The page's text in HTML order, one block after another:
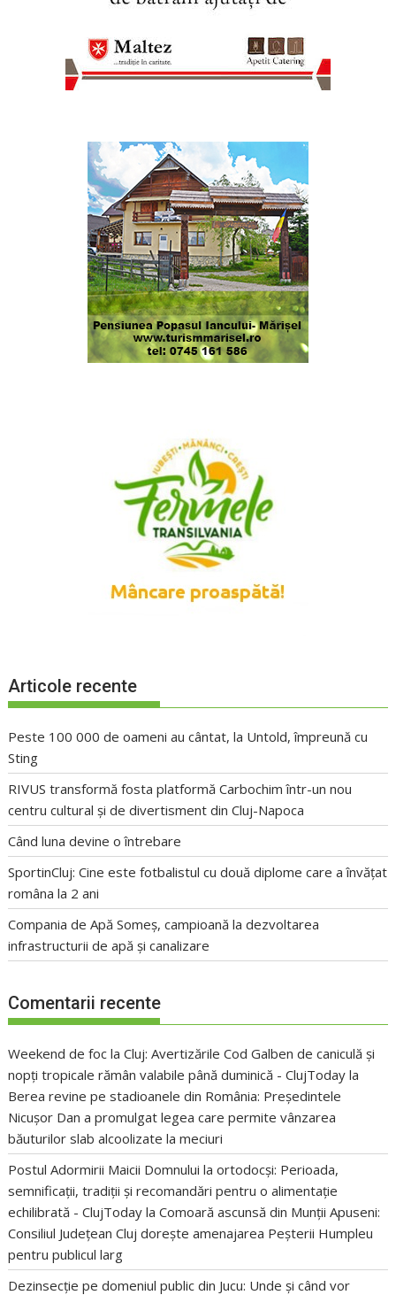
Articole recente
Peste 100 000 de oameni au cântat, la Untold, împreună cu
Sting
RIVUS transformă fosta platformă Carbochim într-un nou
centru cultural și de divertisment din Cluj-Napoca
Când luna devine o întrebare
SportinCluj: Cine este fotbalistul cu două diplome care a învățat
româna la 2 ani
Compania de Apă Someș, campioană la dezvoltarea
infrastructurii de apă și canalizare
Comentarii recente
Weekend de foc la Cluj: Avertizările Cod Galben de caniculă și
nopți tropicale rămân valabile până duminică - ClujToday la
Berea revine pe stadioanele din România: Președintele
Nicușor Dan a promulgat legea care permite vânzarea
băuturilor slab alcoolizate la meciuri
Postul Adormirii Maicii Domnului la ortodocși: Perioada,
semnificații, tradiții și recomandări pentru o alimentație
echilibrată - ClujToday laComoară ascunsă din Munții Apuseni:
Consiliul Județean Cluj dorește amenajarea Peșterii Humpleu
pentru publicul larg
Dezinsecție pe domeniul public din Jucu: Unde și când vor